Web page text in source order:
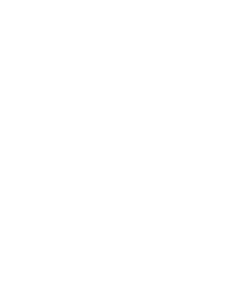
, nelle
che sta indagando: